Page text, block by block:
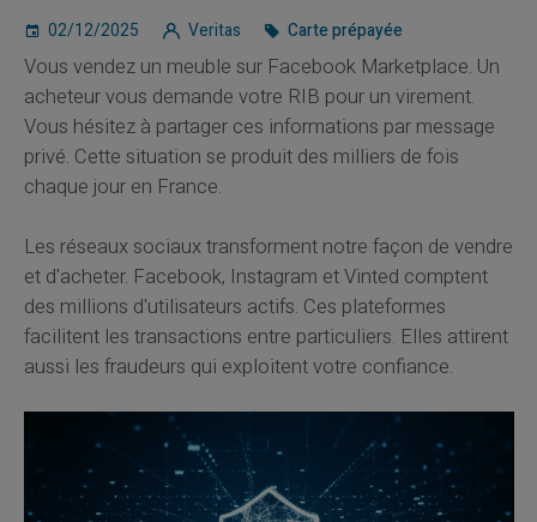
02/12/2025 Veritas Carte prépayée
Vous vendez un meuble sur Facebook Marketplace. Un
acheteur vous demande votre RIB pour un virement.
Vous hésitez à partager ces informations par message
privé. Cette situation se produit des milliers de fois
chaque jour en France.
Les réseaux sociaux transforment notre façon de vendre
et d'acheter. Facebook, Instagram et Vinted comptent
des millions d'utilisateurs actifs. Ces plateformes
facilitent les transactions entre particuliers. Elles attirent
aussi les fraudeurs qui exploitent votre confiance.